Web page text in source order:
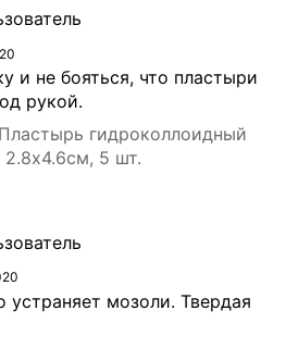
и не бояться, что пластыри
рукой.
гидроколлоидный
5 шт.
устраняет мозоли. Твердая